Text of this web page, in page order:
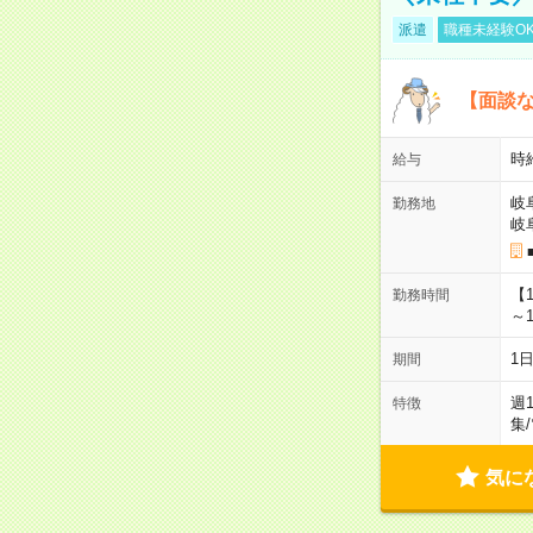
派遣 職種未経験
【面談
給与 時
勤務地
岐
岐
勤務時間
～
期間 1
特徴
週
集/
気に